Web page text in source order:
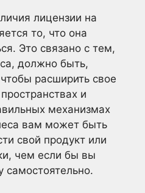
лицензии на
то, что она
Это связано с тем,
должно быть,
расширить свое
и
механизмах
вам может быть
свой продукт или
чем если бы вы
самостоятельно.